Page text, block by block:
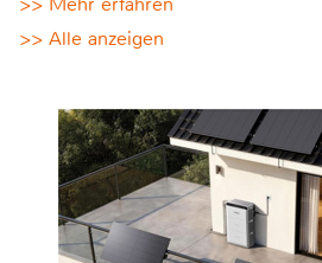
>> Alle anzeigen